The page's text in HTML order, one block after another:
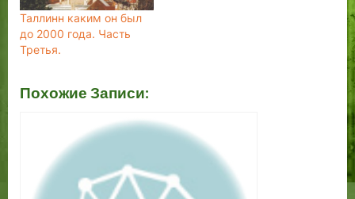
Таллинн каким он был
до 2000 года. Часть
Третья.
Похожие Записи: